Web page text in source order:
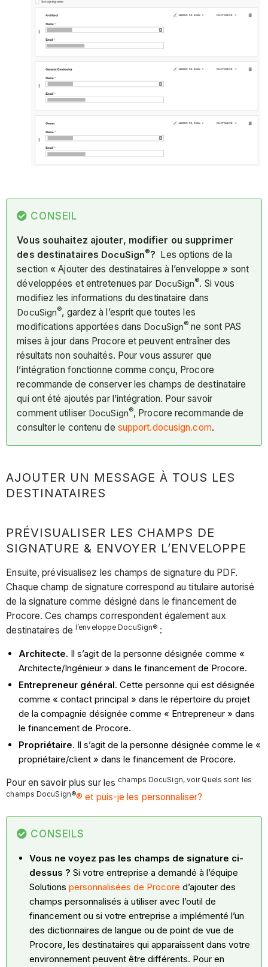
CONSEIL
Vous souhaitez ajouter, modifier ou supprimer
des destinataires DocuSign®? Les options de la
section « Ajouter des destinataires à l’enveloppe » sont
développées et entretenues par DocuSign®. Si vous
modifiez les informations du destinataire dans
DocuSign®, gardez à l’esprit que toutes les
modifications apportées dans DocuSign® ne sont PAS
mises à jour dans Procore et peuvent entraîner des
résultats non souhaités. Pour vous assurer que
l’intégration fonctionne comme conçu, Procore
recommande de conserver les champs de destinataire
qui ont été ajoutés par l’intégration. Pour savoir
comment utiliser DocuSign®, Procore recommande de
consulter le contenu de support.docusign.com.
AJOUTER UN MESSAGE À TOUS LES
DESTINATAIRES
PRÉVISUALISER LES CHAMPS DE
SIGNATURE & ENVOYER L’ENVELOPPE
Ensuite, prévisualisez les champs de signature du PDF.
Chaque champ de signature correspond au titulaire autorisé
de la signature comme désigné dans le financement de
Procore. Ces champs correspondent également aux
destinataires de l’enveloppe DocuSign® :
Architecte. Il s’agit de la personne désignée comme «
Architecte/Ingénieur » dans le financement de Procore.
Entrepreneur général. Cette personne qui est désignée
comme « contact principal » dans le répertoire du projet
de la compagnie désignée comme « Entrepreneur » dans
le financement de Procore.
Propriétaire. Il s’agit de la personne désignée comme le «
propriétaire/client » dans le financement de Procore.
Pour en savoir plus sur les champs DocuSign, voir Quels sont les
champs DocuSign®® et puis-je les personnaliser?
CONSEILS
Vous ne voyez pas les champs de signature ci-
dessus ? Si votre entreprise a demandé à l’équipe
Solutionspersonnalisées de Procore d’ajouter des
champs personnalisés à utiliser avec l’outil de
financement ou si votre entreprise a implémenté l’un
des dictionnaires de langue ou de point de vue de
Procore, les destinataires qui apparaissent dans votre
environnement peuvent être différents. Pour en